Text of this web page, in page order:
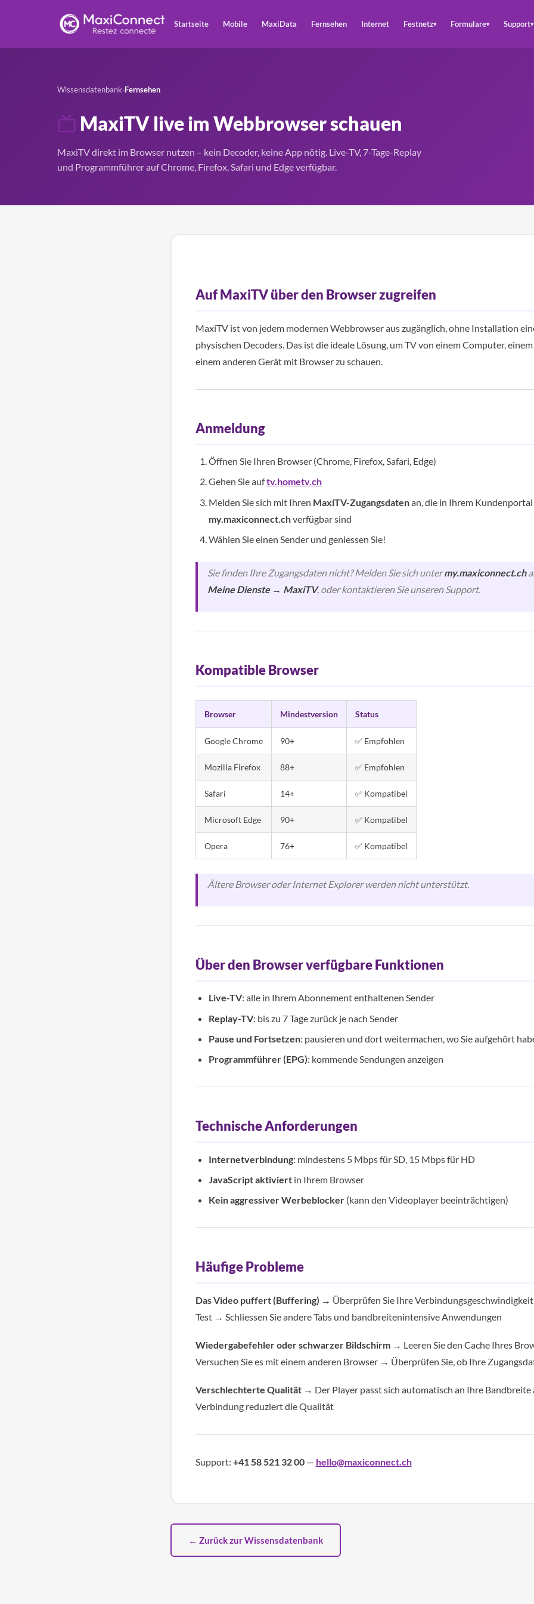
Startseite Mobile MaxiData Fernsehen Internet Festnetz▾ Formulare▾ Support▾
Wissensdatenbank›Fernsehen
MaxiTV live im Webbrowser schauen
MaxiTV direkt im Browser nutzen – kein Decoder, keine App nötig. Live-TV, 7-Tage-Replay
und Programmführer auf Chrome, Firefox, Safari und Edge verfügbar.
Auf MaxiTV über den Browser zugreifen
MaxiTV ist von jedem modernen Webbrowser aus zugänglich, ohne Installation
physischen Decoders. Das ist die ideale Lösung, um TV von einem Computer,
einem anderen Gerät mit Browser zu schauen.
Anmeldung
Öffnen Sie Ihren Browser (Chrome, Firefox, Safari, Edge)
Gehen Sie auftv.hometv.ch
Melden Sie sich mit Ihren MaxiTV-Zugangsdatenan, die in Ihrem
my.maxiconnect.chverfügbar sind
Wählen Sie einen Sender und geniessen Sie!
Sie finden Ihre Zugangsdaten nicht? Melden Sie sich untermy.maxiconnect.ch
Meine Dienste → MaxiTV, oder kontaktieren Sie unseren Support.
Kompatible Browser
Browser Mindestversion Status
Google Chrome 90+ ✅ Empfohlen
Mozilla Firefox 88+ ✅ Empfohlen
Safari 14+ ✅ Kompatibel
Microsoft Edge 90+ ✅ Kompatibel
Opera 76+ ✅ Kompatibel
Ältere Browser oder Internet Explorer werden nicht unterstützt.
Über den Browser verfügbare Funktionen
Live-TV: alle in Ihrem Abonnement enthaltenen Sender
Replay-TV: bis zu 7 Tage zurück je nach Sender
Pause und Fortsetzen: pausieren und dort weitermachen, wo Sie aufgehört
Programmführer (EPG): kommende Sendungen anzeigen
Technische Anforderungen
Internetverbindung: mindestens 5 Mbps für SD, 15 Mbps für HD
JavaScript aktiviertin Ihrem Browser
Kein aggressiver Werbeblocker(kann den Videoplayer beeinträchtigen)
Häufige Probleme
Das Video puffert (Buffering) → Überprüfen Sie Ihre Verbindungsgeschwindigkeit
Test → Schliessen Sie andere Tabs und bandbreitenintensive Anwendungen
Wiedergabefehler oder schwarzer Bildschirm→ Leeren Sie den Cache Ihres
Versuchen Sie es mit einem anderen Browser → Überprüfen Sie, ob Ihre
Verschlechterte Qualität→ Der Player passt sich automatisch an Ihre Bandbreite
Verbindung reduziert die Qualität
Support: +41 58 521 32 00— hello@maxiconnect.ch
← Zurück zur Wissensdatenbank